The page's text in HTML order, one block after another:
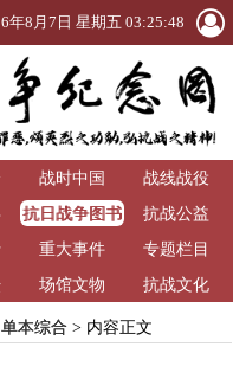
年8月7日 星期五 03:25:48
战时中国
战线战役
抗日战争图书
馆
抗战公益
重大事件
专题栏目
场馆文物 抗战文化
单本综合> 内容正文